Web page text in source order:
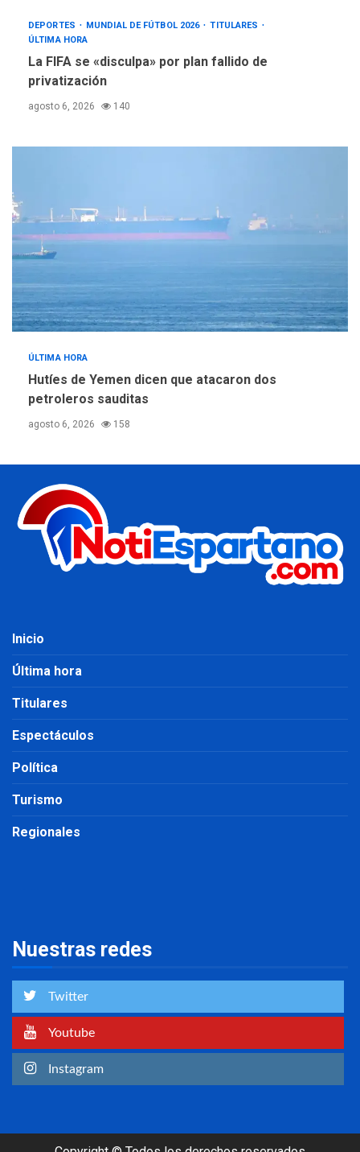
DEPORTES MUNDIAL DE FÚTBOL 2026
TITULARES
ÚLTIMA HORA
La FIFA se «disculpa» por plan fallido de
privatización
agosto 6, 2026 140
ÚLTIMA HORA
Hutíes de Yemen dicen que atacaron dos
petroleros sauditas
agosto 6, 2026 158
Inicio
Última hora
Titulares
Espectáculos
Política
Turismo
Regionales
Nuestras redes
Twitter
Youtube
Instagram